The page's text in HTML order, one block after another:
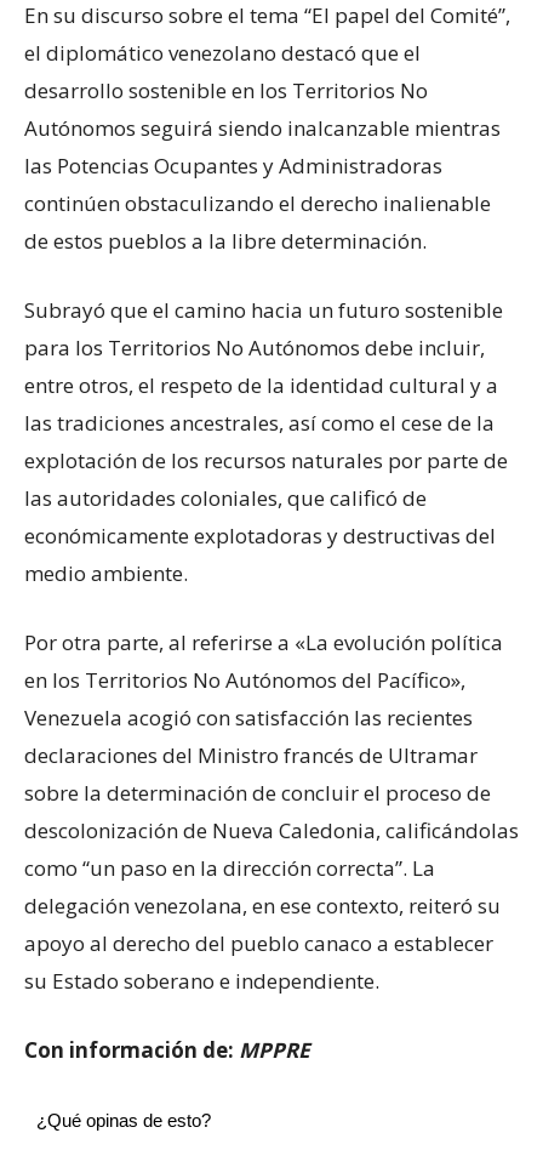
En su discurso sobre el tema “El papel del Comité”,
el diplomático venezolano destacó que el
desarrollo sostenible en los Territorios No
Autónomos seguirá siendo inalcanzable mientras
las Potencias Ocupantes y Administradoras
continúen obstaculizando el derecho inalienable
de estos pueblos a la libre determinación.
Subrayó que el camino hacia un futuro sostenible
para los Territorios No Autónomos debe incluir,
entre otros, el respeto de la identidad cultural y a
las tradiciones ancestrales, así como el cese de la
explotación de los recursos naturales por parte de
las autoridades coloniales, que calificó de
económicamente explotadoras y destructivas del
medio ambiente.
Por otra parte, al referirse a «La evolución política
en los Territorios No Autónomos del Pacífico»,
Venezuela acogió con satisfacción las recientes
declaraciones del Ministro francés de Ultramar
sobre la determinación de concluir el proceso de
descolonización de Nueva Caledonia, calificándolas
como “un paso en la dirección correcta”. La
delegación venezolana, en ese contexto, reiteró su
apoyo al derecho del pueblo canaco a establecer
su Estado soberano e independiente.
Con información de: MPPRE
¿Qué opinas de esto?